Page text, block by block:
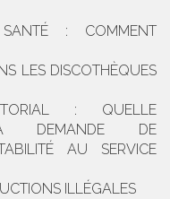
: COMMENT
LES DISCOTHÈQUES
: QUELLE
DEMANDE DE
AU SERVICE
ILLÉGALES